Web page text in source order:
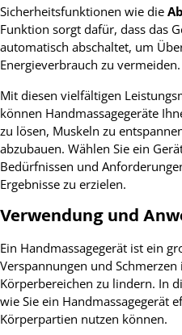
Sicherheitsfunktionen wie die
Funktion sorgt dafür, dass das
automatisch abschaltet, um
Energieverbrauch zu vermeiden.
Mit diesen vielfältigen
können Handmassagegeräte
zu lösen, Muskeln zu
abzubauen. Wählen Sie ein
Bedürfnissen und
Ergebnisse zu erzielen.
Verwendung und
Ein Handmassagegerät ist ein
Verspannungen und
Körperbereichen zu lindern. In
wie Sie ein Handmassagegerät
Körperpartien nutzen können.